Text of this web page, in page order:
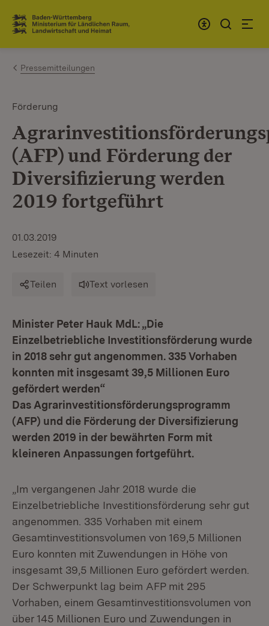
Zum Inhalt springen
Link zur Startseite
Pressemitteilungen
Förderung
(AFP) und Förderung der
Diversifizierung werden
2019 fortgeführt
01.03.2019
Lesezeit: 4 Minuten
Teilen Text vorlesen
Minister Peter Hauk MdL: „Die
Einzelbetriebliche Investitionsförderung wurde
in 2018 sehr gut angenommen. 335 Vorhaben
konnten mit insgesamt 39,5 Millionen Euro
gefördert werden“
Das Agrarinvestitionsförderungsprogramm
(AFP) und die Förderung der Diversifizierung
werden 2019 in der bewährten Form mit
kleineren Anpassungen fortgeführt.
„Im vergangenen Jahr 2018 wurde die
Einzelbetriebliche Investitionsförderung sehr gut
angenommen. 335 Vorhaben mit einem
Gesamtinvestitionsvolumen von 169,5 Millionen
Euro konnten mit Zuwendungen in Höhe von
insgesamt 39,5 Millionen Euro gefördert werden.
Der Schwerpunkt lag beim AFP mit 295
Vorhaben, einem Gesamtinvestitionsvolumen von
über 145 Millionen Euro und Zuwendungen in